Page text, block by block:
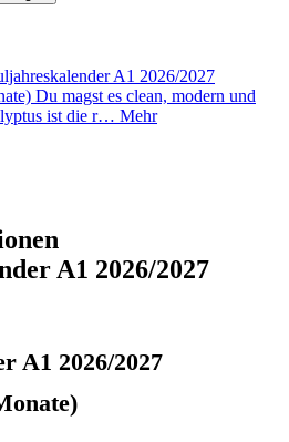
A1 2026/2027
Du magst es clean, modern und
ist die r… Mehr
A1 2026/2027
A1 2026/2027